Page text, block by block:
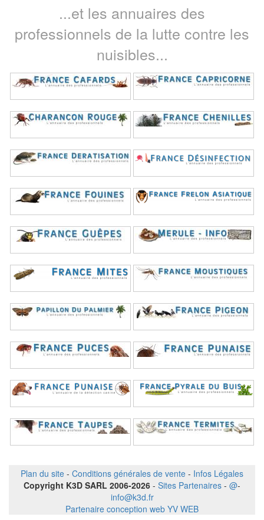
...et les annuaires des
professionnels de la lutte contre les
nuisibles...
Plan du site - Conditions générales de vente - Infos Légales
Copyright K3D SARL 2006-2026 - Sites Partenaires - @-
info@k3d.fr
Partenaire conception web YV WEB